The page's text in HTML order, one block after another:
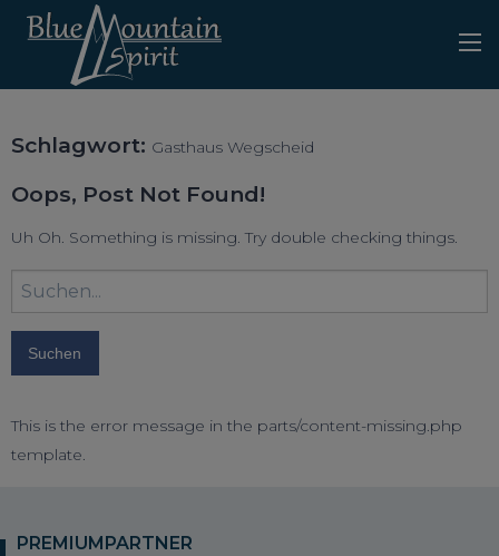
Schlagwort: Gasthaus Wegscheid
Oops, Post Not Found!
Uh Oh. Something is missing. Try double checking things.
Suchbegriff
eingeben:
This is the error message in the parts/content-missing.php
template.
PREMIUMPARTNER